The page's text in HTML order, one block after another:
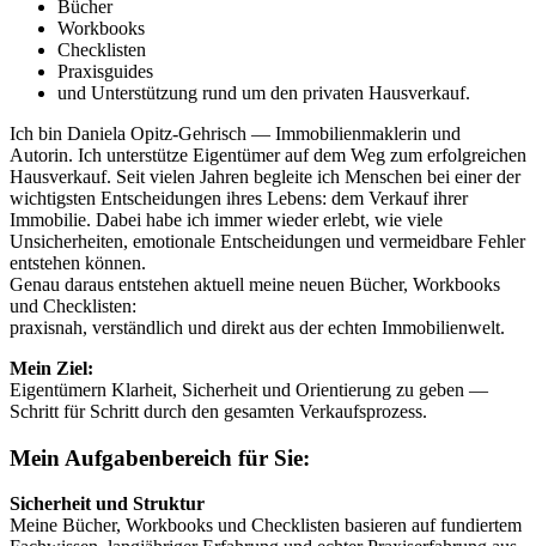
Bücher
Workbooks
Checklisten
Praxisguides
und Unterstützung rund um den privaten Hausverkauf.
Ich bin Daniela Opitz-Gehrisch — Immobilienmaklerin und
Autorin. Ich unterstütze Eigentümer auf dem Weg zum erfolgreichen
Hausverkauf. Seit vielen Jahren begleite ich Menschen bei einer der
wichtigsten Entscheidungen ihres Lebens: dem Verkauf ihrer
Immobilie. Dabei habe ich immer wieder erlebt, wie viele
Unsicherheiten, emotionale Entscheidungen und vermeidbare Fehler
entstehen können.
Genau daraus entstehen aktuell meine neuen Bücher, Workbooks
und Checklisten:
praxisnah, verständlich und direkt aus der echten Immobilienwelt.
Mein Ziel:
Eigentümern Klarheit, Sicherheit und Orientierung zu geben —
Schritt für Schritt durch den gesamten Verkaufsprozess.
Mein Aufgabenbereich für Sie:
Sicherheit und Struktur
Meine Bücher, Workbooks und Checklisten basieren auf fundiertem